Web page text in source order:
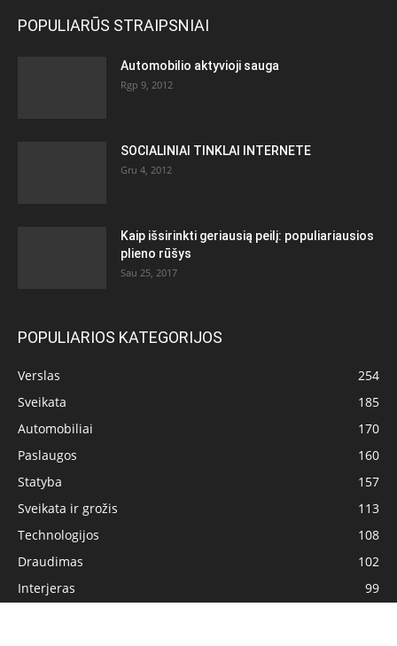
POPULIARŪS STRAIPSNIAI
Automobilio aktyvioji sauga
Rgp 9, 2012
SOCIALINIAI TINKLAI INTERNETE
Gru 4, 2012
Kaip išsirinkti geriausią peilį: populiariausios
plieno rūšys
Sau 25, 2017
POPULIARIOS KATEGORIJOS
Verslas
254
Sveikata
185
Automobiliai
170
Paslaugos
160
Statyba
157
Sveikata ir grožis
113
Technologijos
108
Draudimas
102
Interjeras
99